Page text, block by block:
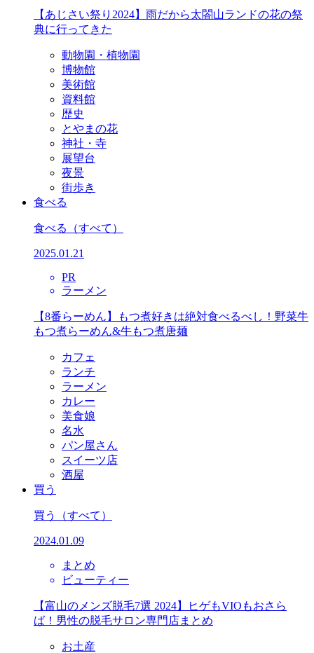
【あじさい祭り2024】雨だから太閤山ランドの花の祭
典に行ってきた
動物園・植物園
博物館
美術館
資料館
歴史
とやまの花
神社・寺
展望台
夜景
街歩き
食べる
食べる （すべて）
2025.01.21
PR
ラーメン
【8番らーめん】もつ煮好きは絶対食べるべし！野菜牛
もつ煮らーめん&牛もつ煮唐麺
カフェ
ランチ
ラーメン
カレー
美食娘
名水
パン屋さん
スイーツ店
酒屋
買う
買う （すべて）
2024.01.09
まとめ
ビューティー
【富山のメンズ脱毛7選 2024】ヒゲもVIOもおさら
ば！男性の脱毛サロン専門店まとめ
お土産